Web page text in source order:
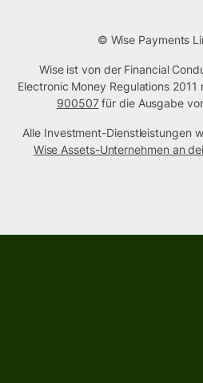
© Wise Payments
Wise ist von der Financial
Electronic Money Regulations
900507für die Ausgabe
Alle Investment-Dienstleistungen
Wise Assets-Unternehmen an